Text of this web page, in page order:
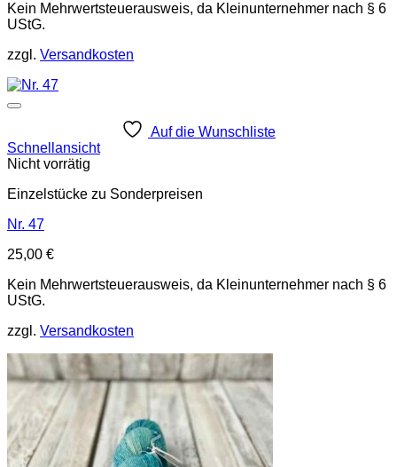
Kein Mehrwertsteuerausweis, da Kleinunternehmer nach § 6
UStG.
zzgl. Versandkosten
Auf die Wunschliste
Schnellansicht
Nicht vorrätig
Einzelstücke zu Sonderpreisen
Nr. 47
25,00 €
Kein Mehrwertsteuerausweis, da Kleinunternehmer nach § 6
UStG.
zzgl. Versandkosten